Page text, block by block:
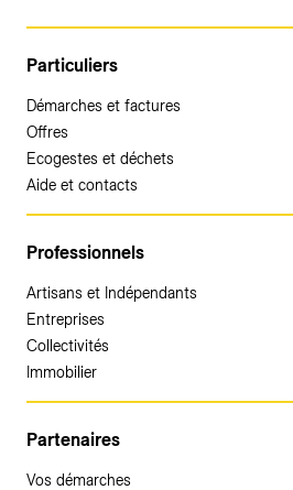
Particuliers
Démarches et factures
Offres
Ecogestes et déchets
Aide et contacts
Professionnels
Artisans et Indépendants
Entreprises
Collectivités
Immobilier
Partenaires
Vos démarches